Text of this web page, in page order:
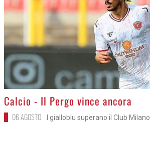
>
Calcio - Il Pergo vince ancora
06 AGOSTO I gialloblu superano il Club Milano